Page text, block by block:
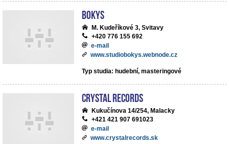
BoKys
M. Kudeříkové 3, Svitavy
+420 776 155 692
e-mail
www.studiobokys.webnode.cz
Typ studia: hudební, masteringové
Crystal Records
Kukučínova 14/254, Malacky
+421 421 907 691023
e-mail
www.crystalrecords.sk